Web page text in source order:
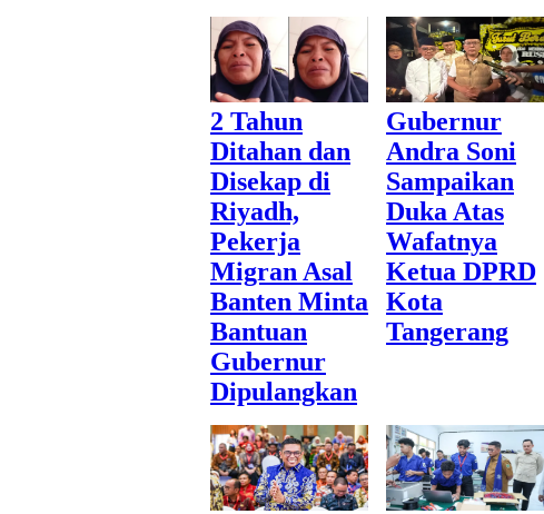
2 Tahun
Ditahan dan
Disekap di
Riyadh,
Pekerja
Migran Asal
Banten Minta
Bantuan
Gubernur
Dipulangkan
Gubernur
Andra Soni
Sampaikan
Duka Atas
Wafatnya
Ketua DPRD
Kota
Tangerang